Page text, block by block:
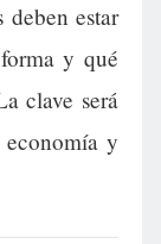
deben estar
y qué
clave será
y